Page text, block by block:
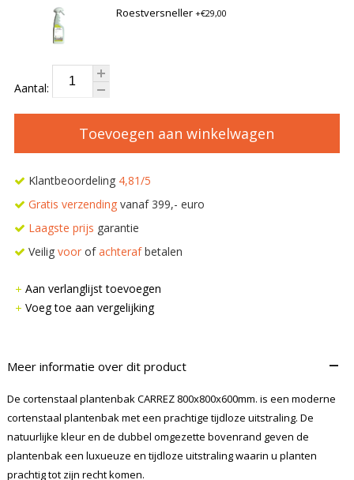
Roestversneller +€29,00
Aantal:
Toevoegen aan winkelwagen
Klantbeoordeling 4,81/5
Gratis verzendingvanaf 399,- euro
Laagste prijs garantie
Veilig voorofachterafbetalen
Aan verlanglijst toevoegen
Voeg toe aan vergelijking
Meer informatie over dit product –
De cortenstaal plantenbak CARREZ 800x800x600mm. is een moderne
cortenstaal plantenbak met een prachtige tijdloze uitstraling. De
natuurlijke kleur en de dubbel omgezette bovenrand geven de
plantenbak een luxueuze en tijdloze uitstraling waarin u planten
prachtig tot zijn recht komen.